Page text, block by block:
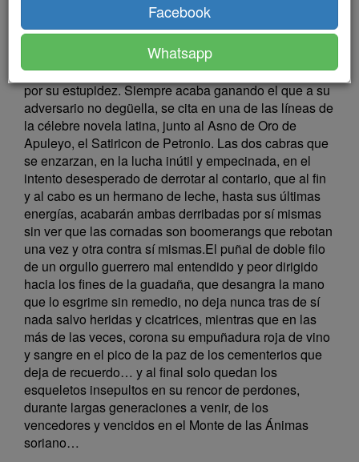
de su lucha inútil. Al final del proceso de auto
aniquilación mutua, el tronco sobre el que se
sustentan, su mente (ir) racional acabará
devorándolas, arrastrándolas en su caída, quebrado
por su estupidez. Siempre acaba ganando el que a su
adversario no degüella, se cita en una de las líneas de
la célebre novela latina, junto al Asno de Oro de
Apuleyo, el Satiricon de Petronio. Las dos cabras que
se enzarzan, en la lucha inútil y empecinada, en el
intento desesperado de derrotar al contario, que al fin
y al cabo es un hermano de leche, hasta sus últimas
energías, acabarán ambas derribadas por sí mismas
sin ver que las cornadas son boomerangs que rebotan
una vez y otra contra sí mismas.El puñal de doble filo
de un orgullo guerrero mal entendido y peor dirigido
hacia los fines de la guadaña, que desangra la mano
que lo esgrime sin remedio, no deja nunca tras de sí
nada salvo heridas y cicatrices, mientras que en las
más de las veces, corona su empuñadura roja de vino
y sangre en el pico de la paz de los cementerios que
deja de recuerdo… y al final solo quedan los
esqueletos insepultos en su rencor de perdones,
durante largas generaciones a venir, de los
vencedores y vencidos en el Monte de las Ánimas
soriano…
Facebook
Whatsapp